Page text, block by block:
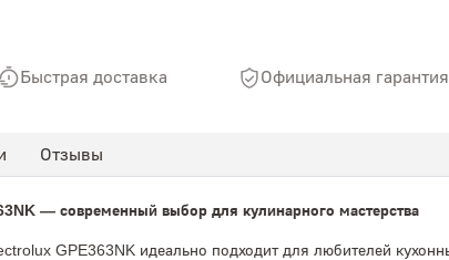
Быстрая доставка Официальная гарантия
Отзывы
— современный выбор для кулинарного мастерства
GPE363NK идеально подходит для любителей